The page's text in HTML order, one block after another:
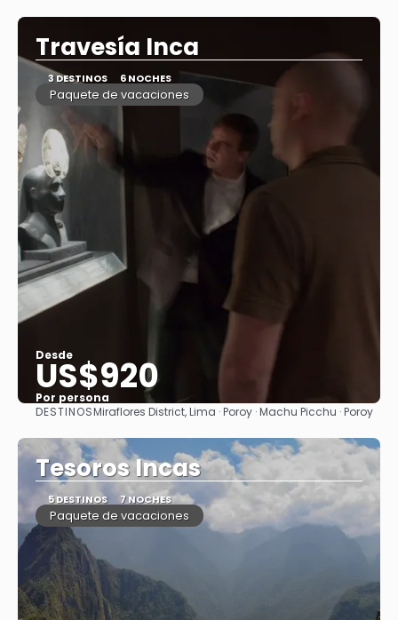
Travesía Inca
3 DESTINOS 6 NOCHES
Paquete de vacaciones
Desde
US$920
Por persona
Ver
DESTINOSMiraflores District, Lima · Poroy · Machu Picchu · Poroy
Tesoros Incas
5 DESTINOS 7 NOCHES
Paquete de vacaciones